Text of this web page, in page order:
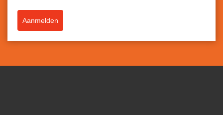
Aanmelden